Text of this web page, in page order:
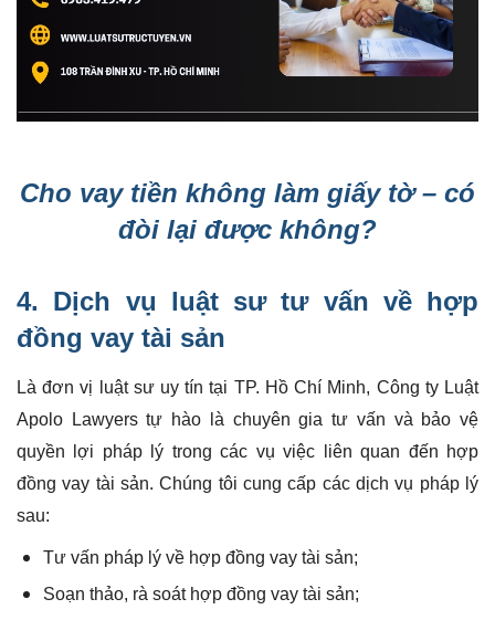
Cho vay tiền không làm giấy tờ – có
đòi lại được không?
4. Dịch vụ luật sưtư vấn về hợp
đồng vay tài sản
Là đơn vị luật sư uy tín tại TP. Hồ Chí Minh, Công ty Luật
Apolo Lawyers tự hào là chuyên gia tư vấn và bảo vệ
quyền lợi pháp lý trong các vụ việc liên quan đến hợp
đồng vay tài sản. Chúng tôi cung cấp các dịch vụ pháp lý
sau:
Tư vấn pháp lý về hợp đồng vay tài sản;
Soạn thảo, rà soát hợp đồng vay tài sản;